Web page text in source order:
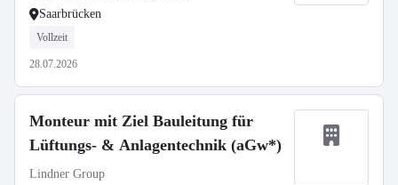
Saarbrücken
Vollzeit
28.07.2026
Monteur mit Ziel Bauleitung für
Lüftungs- & Anlagentechnik (aGw*)
Lindner Group